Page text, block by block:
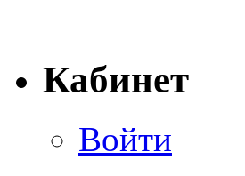
Кабинет
Войти